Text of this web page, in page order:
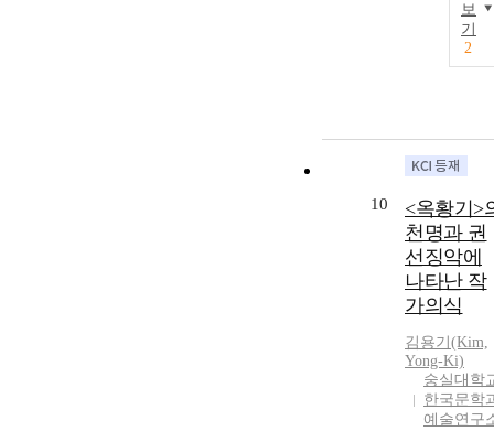
보
기
2
10
<옥황기>
천명과 권
선징악에
나타난 작
가의식
김용기(Kim,
Yong-Ki)
숭실대학
한국문학
예술연구